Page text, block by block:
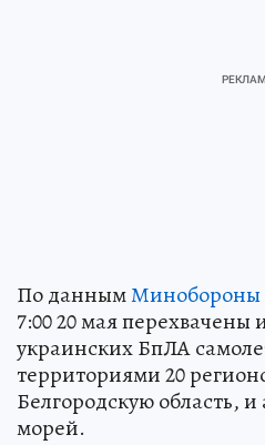
По данным
7:00 20 мая перехвачены
украинских БпЛА
территориями 20
Белгородскую область,
морей.